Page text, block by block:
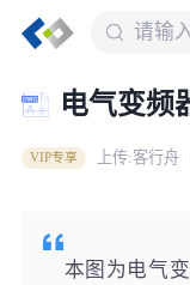
电气变频
VIP专享 上传:客行舟
本图为电气